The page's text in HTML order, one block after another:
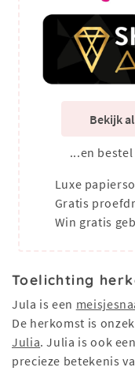
Bekijk
...en
Luxe
Gratis
Win gratis
Toelichting
Jula is een
De herkomst is
Julia. Julia is ook
precieze betekenis